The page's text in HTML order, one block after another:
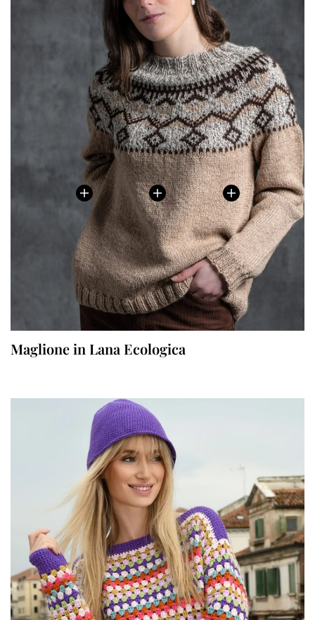
Maglione in Lana Ecologica